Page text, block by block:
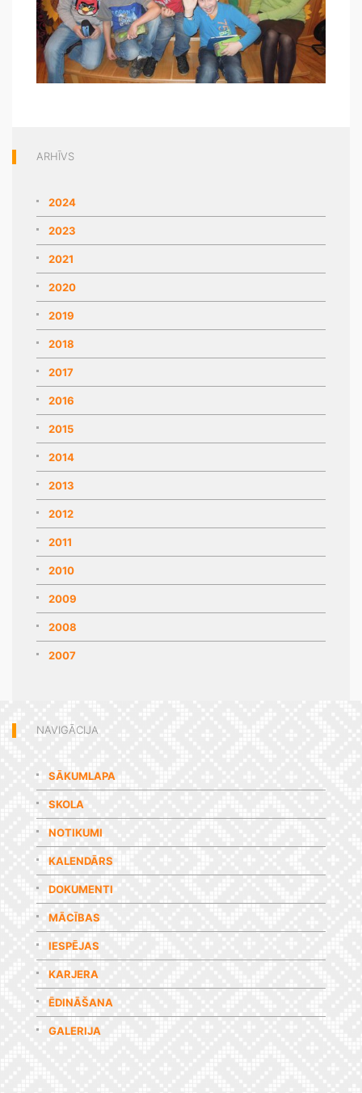
ARHĪVS
2024
2023
2021
2020
2019
2018
2017
2016
2015
2014
2013
2012
2011
2010
2009
2008
2007
NAVIGĀCIJA
SĀKUMLAPA
SKOLA
NOTIKUMI
KALENDĀRS
DOKUMENTI
MĀCĪBAS
IESPĒJAS
KARJERA
ĒDINĀŠANA
GALERIJA